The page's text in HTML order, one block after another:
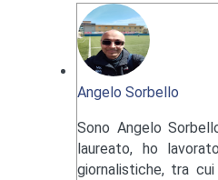
Angelo Sorbello
Sono Angelo
laureato, ho
giornalistiche, tra